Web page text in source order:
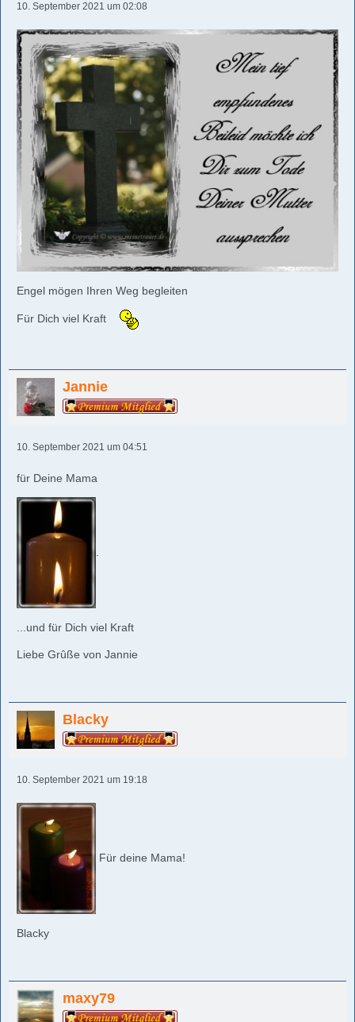
10. September 2021 um 02:08
Engel mögen Ihren Weg begleiten
Für Dich viel Kraft
Jannie
10. September 2021 um 04:51
für Deine Mama
...und für Dich viel Kraft
Liebe Grûße von Jannie
Blacky
10. September 2021 um 19:18
Für deine Mama!
Blacky
maxy79